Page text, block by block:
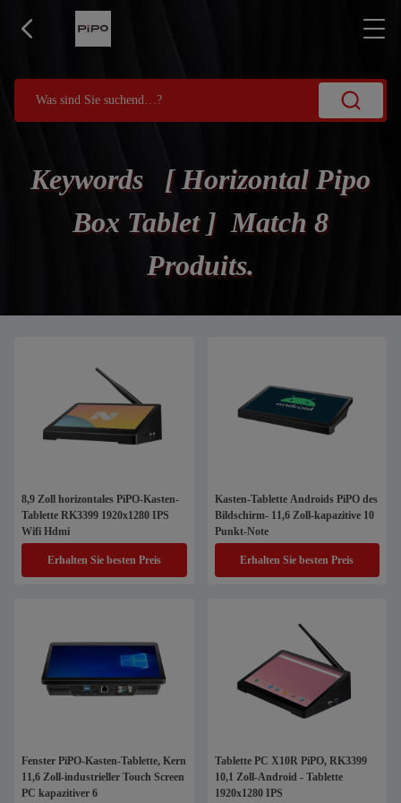
Keywords [ Horizontal Pipo
Box Tablet ] Match 8
Produits.
8,9 Zoll horizontales PiPO-Kasten-
Tablette RK3399 1920x1280 IPS
Wifi Hdmi
Erhalten Sie besten Preis
Kasten-Tablette Androids PiPO des
Bildschirm- 11,6 Zoll-kapazitive 10
Punkt-Note
Erhalten Sie besten Preis
Fenster PiPO-Kasten-Tablette, Kern
11,6 Zoll-industrieller Touch Screen
PC kapazitiver 6
Tablette PC X10R PiPO, RK3399
10,1 Zoll-Android - Tablette
1920x1280 IPS